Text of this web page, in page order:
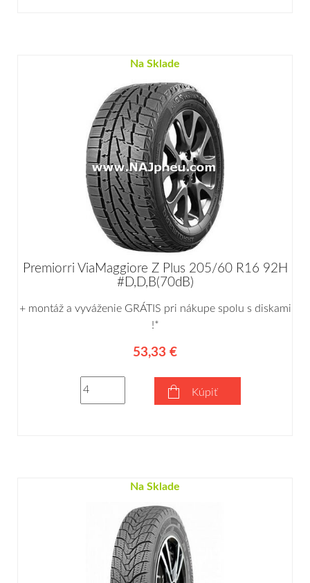
Na Sklade
Premiorri ViaMaggiore Z Plus 205/60 R16 92H
#D,D,B(70dB)
+ montáž a vyváženie GRÁTIS pri nákupe spolu s diskami
!*
53,33 €
Kúpiť
Na Sklade